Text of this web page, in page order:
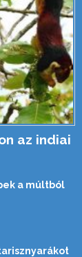
az indiai
a múltból